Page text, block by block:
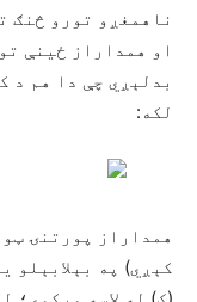
ناهمغږو تورو څنګ
او همداراز ځینې
بدلېږي چې دا هم د
لکه:
همداراز پورتنۍ
کېږي) په بېلابېلو